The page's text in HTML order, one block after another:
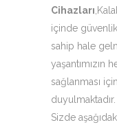
Cihazları
içinde
sahip hale
yaşantımızın
sağlanması
duyulmaktadır.
Sizde